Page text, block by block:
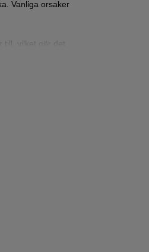
Vanliga orsaker
vilket gör det